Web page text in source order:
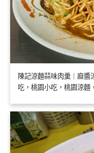
陳記涼麵蒜味肉羹｜麻醬
吃，桃園小吃，桃園涼麵